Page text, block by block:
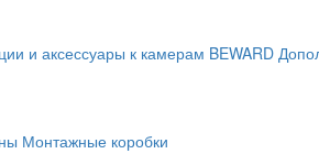
и аксессуары к камерам BEWARD
Монтажные коробки